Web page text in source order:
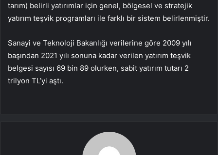
tarım) belirli yatırımlar için genel, bölgesel ve stratejik
yatırım teşvik programları ile farklı bir sistem belirlenmiştir.
Sanayi ve Teknoloji Bakanlığı verilerine göre 2009 yılı
başından 2021 yılı sonuna kadar verilen yatırım teşvik
belgesi sayısı 69 bin 89 olurken, sabit yatırım tutarı 2
trilyon TL’yi aştı.